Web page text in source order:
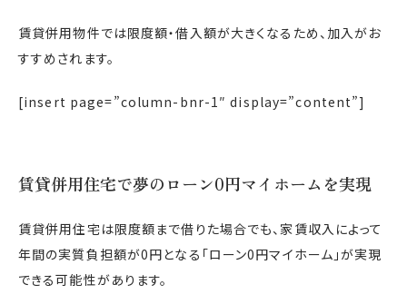
賃貸併用物件では限度額・借入額が大きくなるため、加入がお
すすめされます。
[insert page=”column-bnr-1″ display=”content”]
賃貸併用住宅で夢のローン0円マイホームを実現
賃貸併用住宅は限度額まで借りた場合でも、家賃収入によって
年間の実質負担額が0円となる「ローン0円マイホーム」が実現
できる可能性があります。